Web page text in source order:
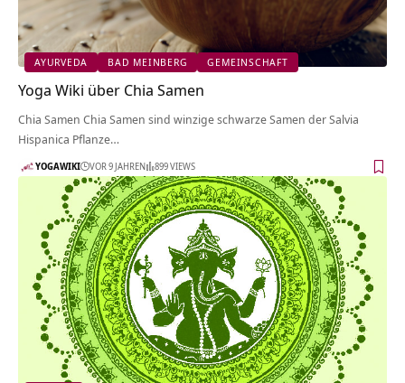
AYURVEDA BAD MEINBERG GEMEINSCHAFT
Yoga Wiki über Chia Samen
Chia Samen Chia Samen sind winzige schwarze Samen der Salvia
Hispanica Pflanze…
YOGAWIKI VOR 9 JAHREN 899 VIEWS